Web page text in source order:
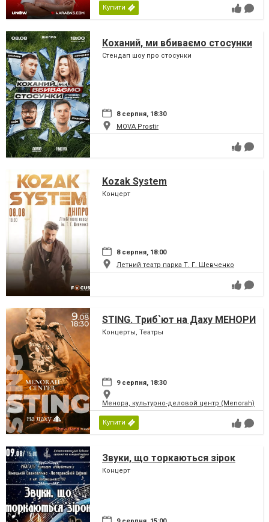
Купити
Коханий, ми вбиваємо стосунки
Стендап шоу про стосунки
8 серпня, 18:30
MOVA Рrostir
Kozak System
Концерт
8 серпня, 18:00
Летний театр парка Т. Г. Шевченко
STING. Триб`ют на Даху МЕНОРИ
Концерты, Театры
9 серпня, 18:30
Менора, культурно-деловой центр (Menorah)
Купити
Звуки, що торкаються зірок
Концерт